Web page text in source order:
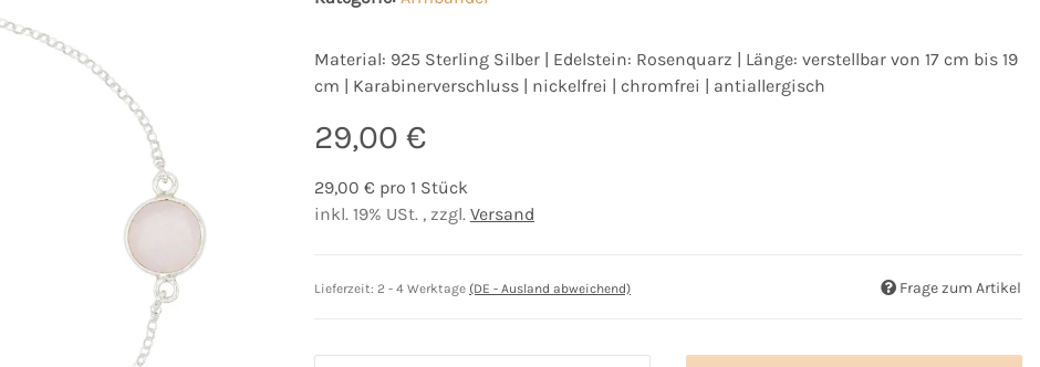
Material: 925 Sterling Silber | Edelstein: Rosenquarz | Länge: verstellbar von 17 cm bis 19
cm | Karabinerverschluss | nickelfrei | chromfrei | antiallergisch
29,00 €
29,00 € pro 1 Stück
inkl. 19% USt. , zzgl. Versand
Lieferzeit: 2 - 4 Werktage (DE - Ausland abweichend) Frage zum Artikel